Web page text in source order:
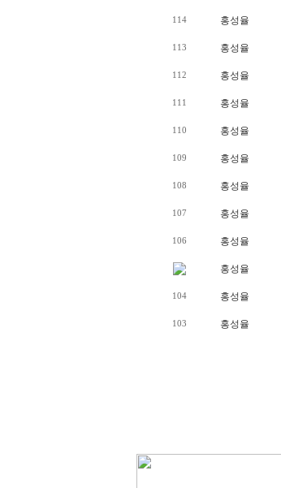
114 홍성율
113 홍성율
112 홍성율
111 홍성율
110 홍성율
109 홍성율
108 홍성율
107 홍성율
106 홍성율
홍성율
104 홍성율
103 홍성율